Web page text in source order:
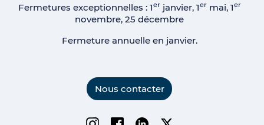
Fermetures exceptionnelles : 1erjanvier, 1ermai, 1er
novembre, 25 décembre
Fermeture annuelle en janvier.
Nous contacter
InstagramFacebookLinkedinTwitter